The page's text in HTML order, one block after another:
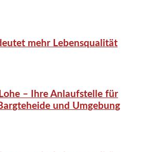
mehr Lebensqualität
– Ihre Anlaufstelle für
und Umgebung